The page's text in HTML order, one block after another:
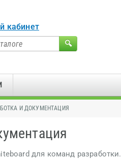
кабинет
И ДОКУМЕНТАЦИЯ
для команд разработки.